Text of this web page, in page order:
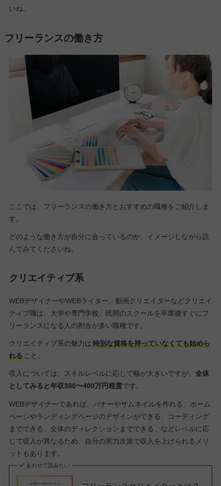
いね。
フリーランスの働き方
ここでは、フリーランスの働き方とおすすめの職種をご紹介しま
す。
どのような働き方が自分に合っているのか、イメージしながら読
んでみてくださいね。
クリエイティブ系
WEBデザイナーやWEBライター、動画クリエイターなどクリエイ
ティブ職は、大学や専門学校、民間のスクールを卒業後すぐにフ
リーランスになる人の割合が多い職種です。
クリエイティブ系の魅力は特別な資格を持っていなくても始めら
れること。
収入については、スキルレベルに応じて幅が大きいですが、 全体
としてみると年収380〜400万円程度です。
WEBデザイナーであれば、バナーやサムネイルを作れる、ホーム
ページやランディングページのデザインができる、コーディング
までできる、全体のディレクションまでできる、などレベルに応
じて収入が異なるため、自分の実力次第で収入を上げられるメリ
ットもあります。
あわせて読みたい